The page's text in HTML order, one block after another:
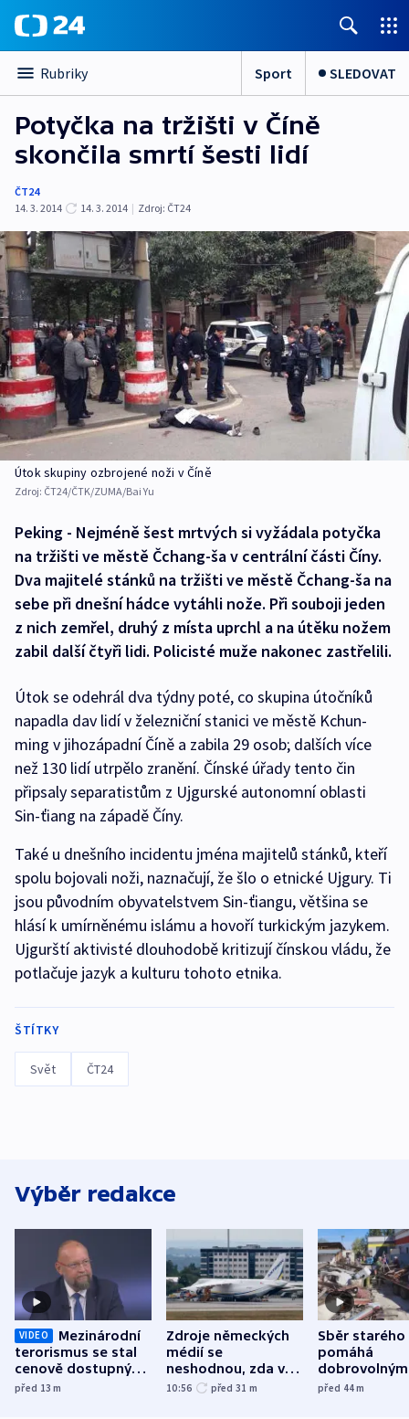
Rubriky Sport SLEDOVAT
Potyčka na tržišti v Číně
skončila smrtí šesti lidí
ČT24
14. 3. 2014
14. 3. 2014 | Zdroj: ČT24
Útok skupiny ozbrojené noži v Číně
Zdroj: ČT24/ČTK/ZUMA/Bai Yu
Peking - Nejméně šest mrtvých si vyžádala potyčka
na tržišti ve městě Čchang-ša v centrální části Číny.
Dva majitelé stánků na tržišti ve městě Čchang-ša na
sebe při dnešní hádce vytáhli nože. Při souboji jeden
z nich zemřel, druhý z místa uprchl a na útěku nožem
zabil další čtyři lidi. Policisté muže nakonec zastřelili.
Útok se odehrál dva týdny poté, co skupina útočníků
napadla dav lidí v železniční stanici ve městě Kchun-
ming v jihozápadní Číně a zabila 29 osob; dalších více
než 130 lidí utrpělo zranění. Čínské úřady tento čin
připsaly separatistům z Ujgurské autonomní oblasti
Sin-ťiang na západě Číny.
Také u dnešního incidentu jména majitelů stánků, kteří
spolu bojovali noži, naznačují, že šlo o etnické Ujgury. Ti
jsou původním obyvatelstvem Sin-ťiangu, většina se
hlásí k umírněnému islámu a hovoří turkickým jazykem.
Ujgurští aktivisté dlouhodobě kritizují čínskou vládu, že
potlačuje jazyk a kulturu tohoto etnika.
ŠTÍTKY
Svět ČT24
Výběr redakce
VIDEO
Mezinárodní
terorismus se stal
cenově dostupným,
varuje Bartošek
před 13m
Zdroje německých
médií se
neshodnou, zda v
letadle ohroženém
10:56 před 31 m
Sběr starého
pomáhá
dobrovolným
hasičům
před 44m